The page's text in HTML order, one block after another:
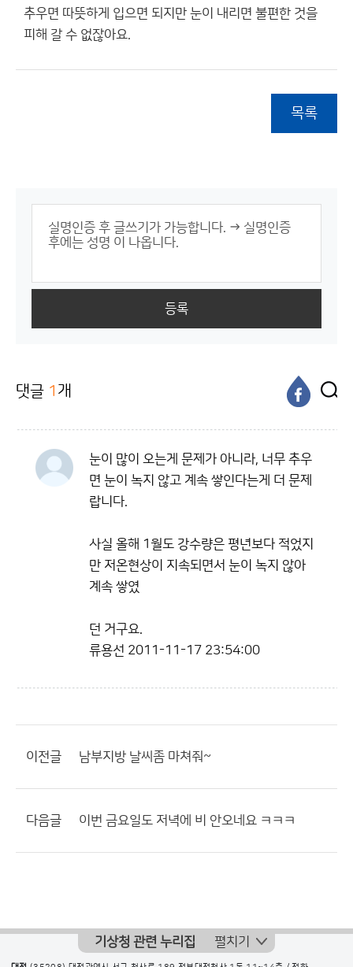
추우면 따뜻하게 입으면 되지만 눈이 내리면 불편한 것을
피해 갈 수 없잖아요.
목록
등록
댓글 1 개
눈이 많이 오는게 문제가 아니라, 너무 추우
면 눈이 녹지 않고 계속 쌓인다는게 더 문제
랍니다.
사실 올해 1월도 강수량은 평년보다 적었지
만 저온현상이 지속되면서 눈이 녹지 않아
계속 쌓였
던 거구요.
류용선 2011-11-17 23:54:00
이전글 남부지방 날씨좀 마쳐줘~
다음글 이번 금요일도 저녁에 비 안오네요 ㅋㅋㅋ
기상청 관련 누리집 펼치기